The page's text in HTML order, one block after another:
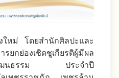
ใหม่ โดยสำนักศิลปะและ
กย่องเชิดชูเกียรติผู้มีผล
ปวัฒนธรรม ประจำปี